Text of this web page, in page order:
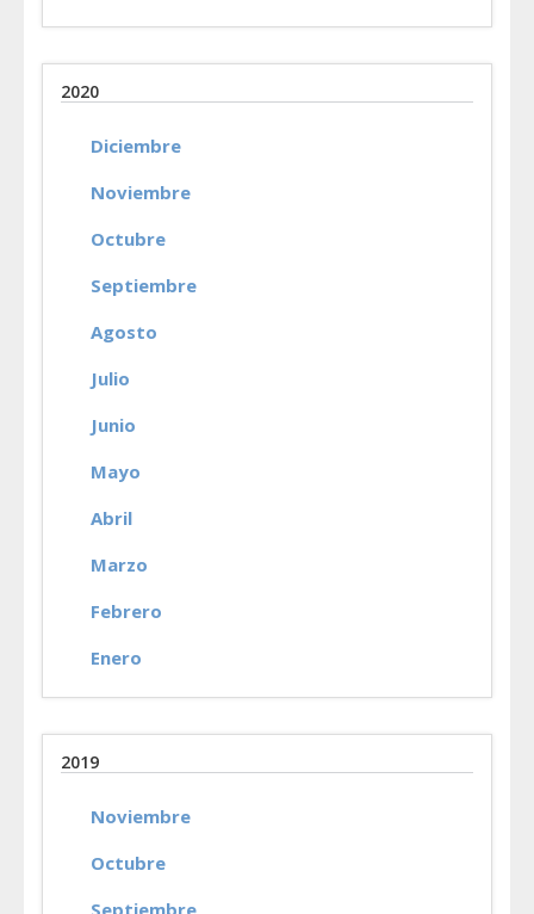
2020
Diciembre
Noviembre
Octubre
Septiembre
Agosto
Julio
Junio
Mayo
Abril
Marzo
Febrero
Enero
2019
Noviembre
Octubre
Septiembre